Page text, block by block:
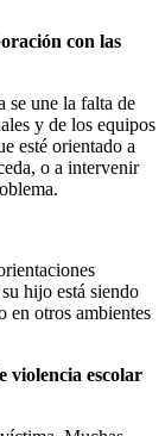
con las
se une la falta de
y de los equipos
esté orientado a
o a intervenir
hijo está siendo
en otros ambientes
violencia escolar